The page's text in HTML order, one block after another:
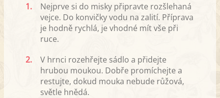
1.
Nejprve si do misky připravte rozšlehaná
vejce. Do konvičky vodu na zalití. Příprava
je hodně rychlá, je vhodné mít vše při
ruce.
2.
V hrnci rozehřejte sádlo a přidejte
hrubou moukou. Dobře promíchejte a
restujte, dokud mouka nebude růžová,
světle hnědá.